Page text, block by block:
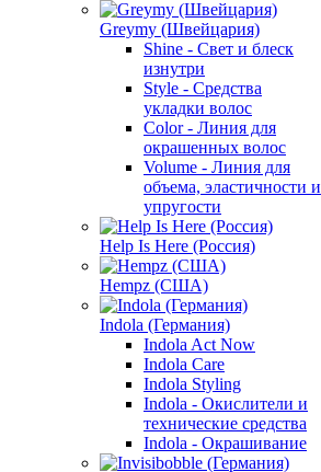
Greymy (Швейцария)
Shine - Свет и блеск
изнутри
Style - Средства
укладки волос
Color - Линия для
окрашенных волос
Volume - Линия для
объема, эластичности и
упругости
Help Is Here (Россия)
Hempz (США)
Indola (Германия)
Indola Act Now
Indola Care
Indola Styling
Indola - Окислители и
технические средства
Indola - Окрашивание